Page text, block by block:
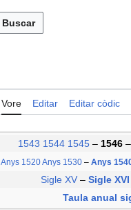
Buscar
Vore Editar Editar còdic
1543 1544 1545 – 1546 –
Anys 1520Anys 1530 – Anys
Sigle XV – Sigle XVI
Taula anual